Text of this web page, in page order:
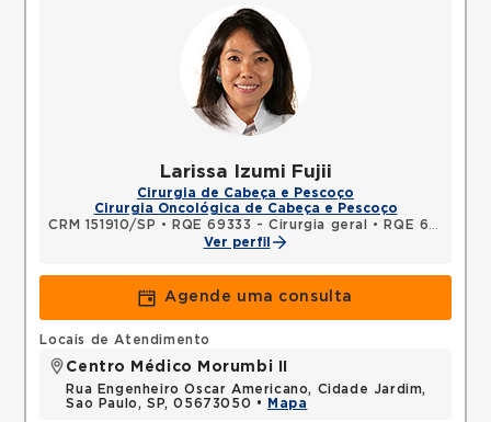
Larissa Izumi Fujii
Cirurgia de Cabeça e Pescoço
Cirurgia Oncológica de Cabeça e Pescoço
CRM 151910/SP • RQE 69333 - Cirurgia geral •
RQE 69334 - Cirurgia de cabeça e pescoço
Ver perfil
Agende uma consulta
Locais de Atendimento
Centro Médico Morumbi II
Rua Engenheiro Oscar Americano, Cidade Jardim,
Sao Paulo, SP, 05673050 •
Mapa